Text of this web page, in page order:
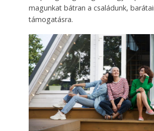
magunkat bátran a családunk,
támogatásra.